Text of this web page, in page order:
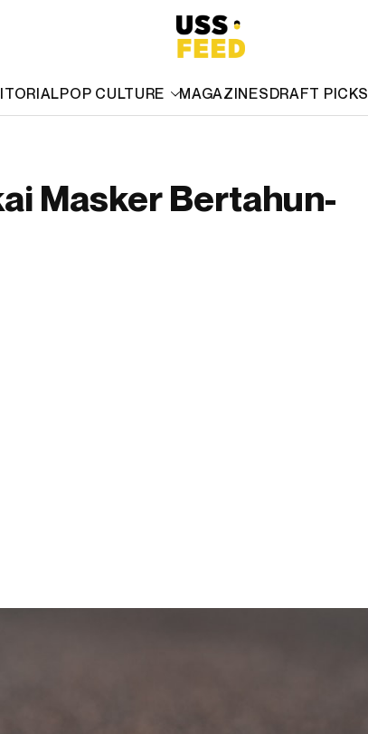
POP CULTURE MAGAZINESDRAFT PICKS
Masker Bertahun-